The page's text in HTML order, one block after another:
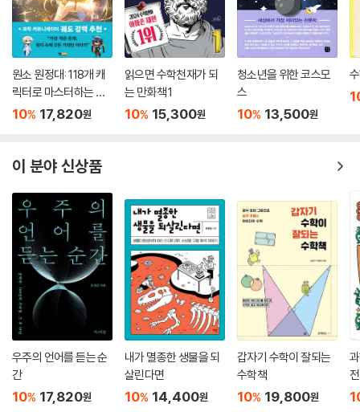
원소 원정대: 118개 캐
릭터로 마스터하는 주
기율표 공략집
10% 17,820원
읽으면 수학천재가 되
는 만화책 1
10% 15,300원
청소년을 위한 코스모
스
10% 13,500원
이 분야 신상품
우주의 언어를 듣는 순
간
10% 17,820원
내가 멸종한 생물을 되
살린다면
10% 14,400원
갑자기 수학이 잘되는
수학책
10% 19,800원
전